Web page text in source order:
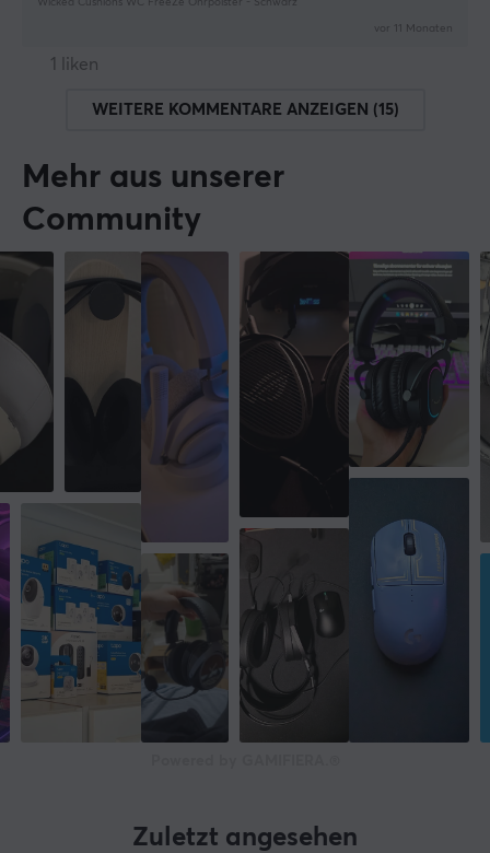
Wicked Cushions WC FreeZe Ohrpolster - Schwarz
vor 11 Monaten
1 liken
WEITERE KOMMENTARE ANZEIGEN (15)
Mehr aus unserer
Community
Zuletzt angesehen